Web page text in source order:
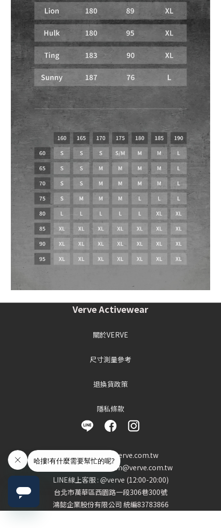
Verve Activewear
關於VERVE
尺寸測量參考
退換貨政策
隱私條款
客服信箱 : info@verve.com.tw
異業合作 : cooperation@verve.com.tw
LINE線上客服 : @verve (12:00-20:00)
台北市萬華區西園路一段306巷300號
鴻懿企業股份有限公司 統編83783866